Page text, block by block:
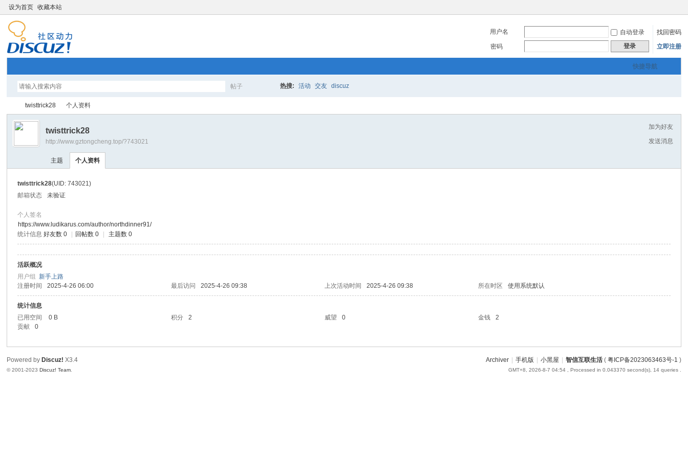
设为首页 收藏本站
用户名 自动登录
找回密码
密码
登录 立即注册
快捷导航
帖子 热搜: 活动 交友 discuz
›
twisttrick28 个人资料
加为好友
发送消息
twisttrick28
http://www.gztongcheng.top/?743021
主题 个人资料
twisttrick28(UID: 743021)
邮箱状态
未验证
个人签名
https://www.ludikarus.com/author/northdinner91/
统计信息 好友数 0 回帖数 0 主题数 0
活跃概况
用户组新手上路
注册时间
2025-4-26 06:00 最后访问 2025-4-26 09:38 上次活动时间 2025-4-26 09:38 所在时区 使用系统默认
统计信息
已用空间
0 B 积分 2 威望 0 金钱
2
贡献
0
Archiver 手机版 小黑屋 智信互联生活( 粤ICP备2023063463号-1 )
GMT+8, 2026-8-7 04:54, Processed in 0.043370 second(s), 14 queries .
Powered by Discuz! X3.4
© 2001-2023Discuz! Team